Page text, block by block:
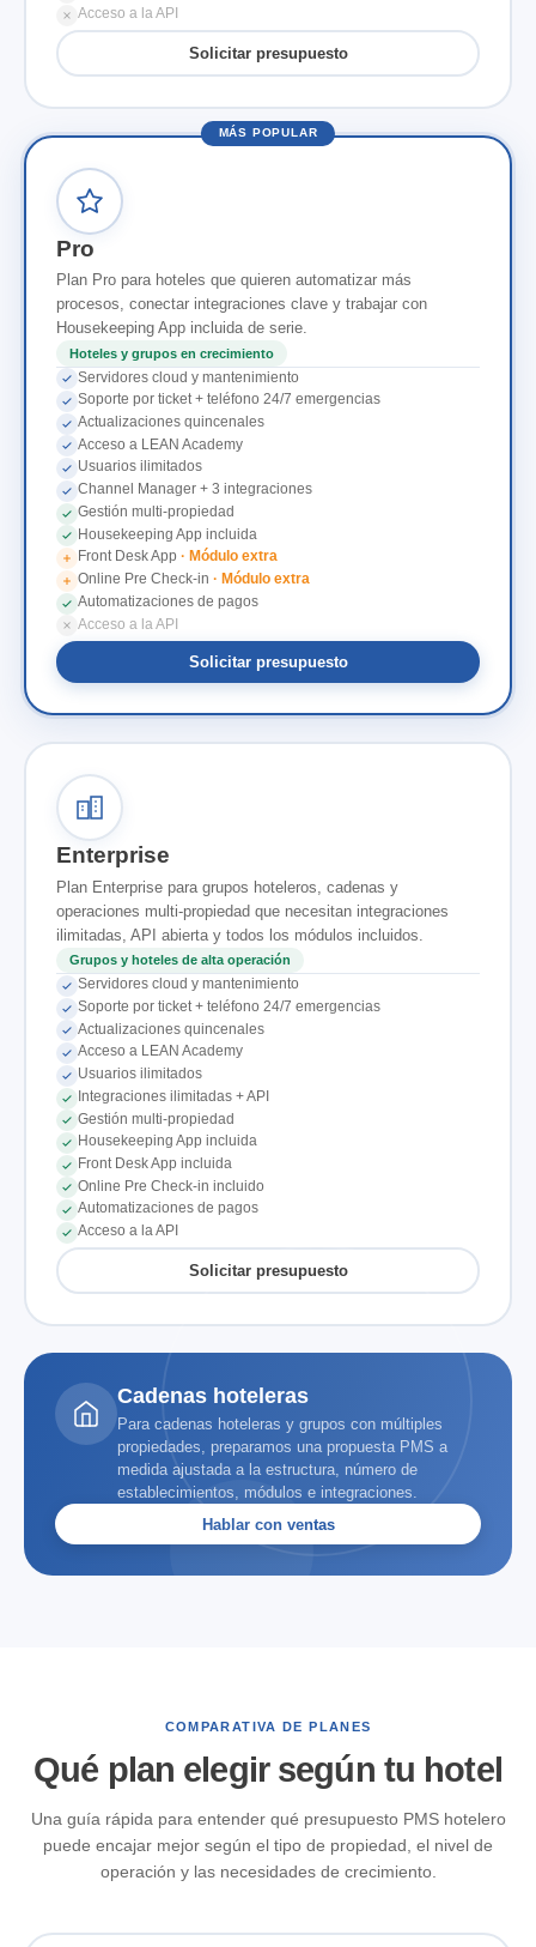
Acceso a la API
Solicitar presupuesto
MÁS POPULAR
Pro
Plan Pro para hoteles que quieren automatizar más
procesos, conectar integraciones clave y trabajar con
Housekeeping App incluida de serie.
Hoteles y grupos en crecimiento
Servidores cloud y mantenimiento
Soporte por ticket + teléfono 24/7 emergencias
Actualizaciones quincenales
Acceso a LEAN Academy
Usuarios ilimitados
Channel Manager + 3 integraciones
Gestión multi-propiedad
Housekeeping App incluida
Front Desk App· Módulo extra
Online Pre Check-in· Módulo extra
Automatizaciones de pagos
Acceso a la API
Solicitar presupuesto
Enterprise
Plan Enterprise para grupos hoteleros, cadenas y
operaciones multi-propiedad que necesitan integraciones
ilimitadas, API abierta y todos los módulos incluidos.
Grupos y hoteles de alta operación
Servidores cloud y mantenimiento
Soporte por ticket + teléfono 24/7 emergencias
Actualizaciones quincenales
Acceso a LEAN Academy
Usuarios ilimitados
Integraciones ilimitadas + API
Gestión multi-propiedad
Housekeeping App incluida
Front Desk App incluida
Online Pre Check-in incluido
Automatizaciones de pagos
Acceso a la API
Solicitar presupuesto
Cadenas hoteleras
Para cadenas hoteleras y grupos con múltiples
propiedades, preparamos una propuesta PMS a
medida ajustada a la estructura, número de
establecimientos, módulos e integraciones.
Hablar con ventas
COMPARATIVA DE PLANES
Qué plan elegir según tu hotel
Una guía rápida para entender qué presupuesto PMS hotelero
puede encajar mejor según el tipo de propiedad, el nivel de
operación y las necesidades de crecimiento.